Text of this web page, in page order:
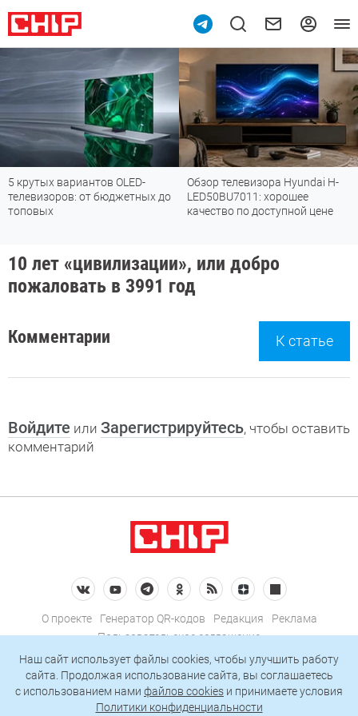
5 крутых вариантов OLED-
телевизоров: от бюджетных до
топовых
Обзор телевизора Hyundai H-
LED50BU7011: хорошее
качество по доступной цене
10 лет «цивилизации», или добро
пожаловать в 3991 год
Комментарии К статье
Войдите или Зарегистрируйтесь, чтобы оставить
комментарий
О проекте Генератор QR-кодов Редакция
Реклама
Пользовательское соглашение
Политика конфиденциальности
Подписаться на рассылку
Наш сайт использует файлы cookies, чтобы улучшить работу
сайта. Продолжая использование сайта, вы соглашаетесь
c использованием нами файлов cookies и принимаете условия
Политики конфиденциальности